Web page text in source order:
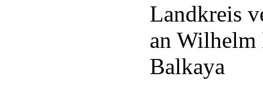
Landkreis
an Wilhelm
Balkaya